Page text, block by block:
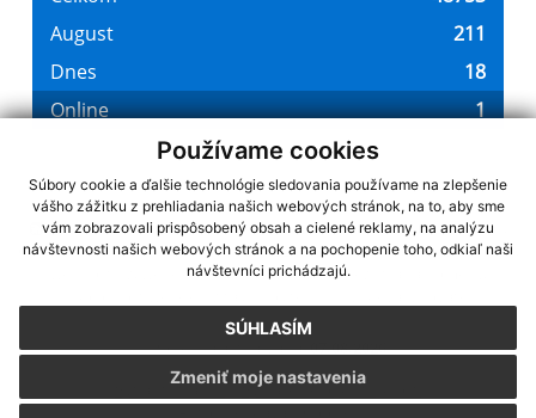
Používame cookies
Súbory cookie a ďalšie technológie sledovania používame na zlepšenie
vášho zážitku z prehliadania našich webových stránok, na to, aby sme
vám zobrazovali prispôsobený obsah a cielené reklamy, na analýzu
návštevnosti našich webových stránok a na pochopenie toho, odkiaľ naši
návštevníci prichádzajú.
SÚHLASÍM
Zmeniť moje nastavenia
využite možnosť získavania aktuálnych informácií s využitím RSS
CMS systém (redakčný) systém ECHELON 2,Mapa stránok,web portál
webex.digital, s.r.o.,domény,registrácia domény
Posledná aktualizácia:07.08.2026
Vytlačiť stránku|Vyhlásenie o prístupnosti